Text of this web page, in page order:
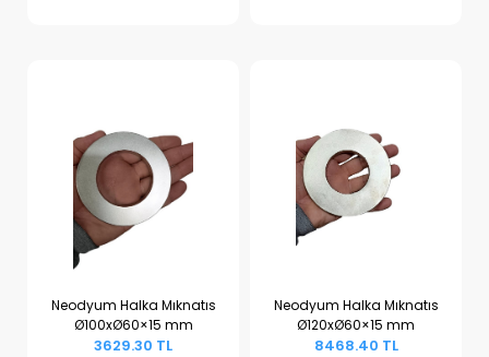
Sepete Ekle
Neodyum Halka Mıknatıs
Ø100xØ60×15 mm
3629.30 TL
Sepete Ekle
Neodyum Halka Mıknatıs
Ø120xØ60×15 mm
8468.40 TL